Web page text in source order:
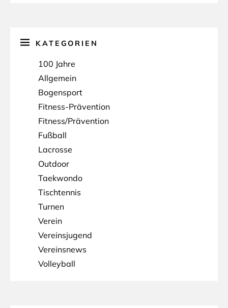
KATEGORIEN
100 Jahre
Allgemein
Bogensport
Fitness-Prävention
Fitness/Prävention
Fußball
Lacrosse
Outdoor
Taekwondo
Tischtennis
Turnen
Verein
Vereinsjugend
Vereinsnews
Volleyball